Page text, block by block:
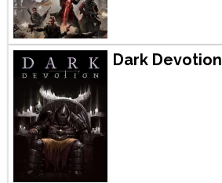
Dark Devotion